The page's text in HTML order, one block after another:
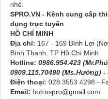
nhé.
SPRO.VN - Kênh cung cấp
dụng trực tuyến
HỒ CHÍ MINH
Địa chỉ: 167 - 169 Bình Lợi
Bình Thạnh, TP Hồ Chí Minh
Hotline: 0986.954.423
0909.115.70490 (Ms.Hường)
Điện thoại: 028 3553 4298 -
Email: hotrospro@gmail.com